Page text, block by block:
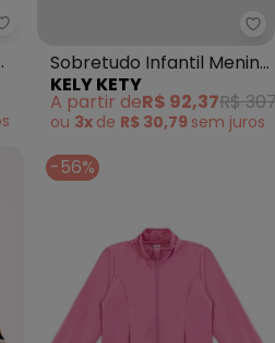
Milon - Casaco Infantil Menina
Sobretudo Infantil Menina
em Lã Batida com Bolso
(Cherry)
KELY KETY
A partir deR$ 92,37R$
ou 3x de R$ 30,79 sem juros
-56%